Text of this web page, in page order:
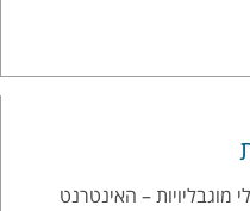
לבעלי מוגבליויות – האינטרנט